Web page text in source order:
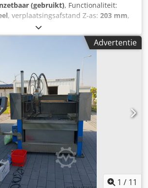
(gebruikt), Functionaliteit:
, verplaatsingsafstand Z-as: 203 mm,
, werkbreedte:
zijn afkomstig van de fabrikant. De
geen aansprakelijkheid aanvaarden!
Werkbereik X-as: 3.200 mm
mm Verplaatsing Z-as: 203 mm
x 1.956 mm Maximale
1.950 kg/m² Snelheid: 4.572 mm/min
Elektrische aansluiting: 3-fasen, 380–480
50–60 Hz Lineaire
±0,025 mm
±0,025 mm
(Ballbar): ±0,064 mm
Opsteloppervlak met besturing:
tank leeg: 2.812 kg Hoogte met
2.921 mm Dwsdpfx Aey
10.545 kg
Advertentie
1 / 11